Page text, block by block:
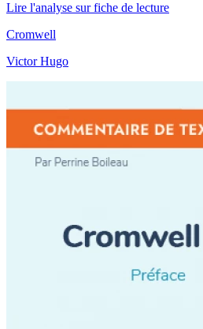
Lire l'analyse sur fiche de lecture
Cromwell
Victor Hugo